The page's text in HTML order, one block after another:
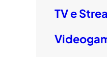
TV e